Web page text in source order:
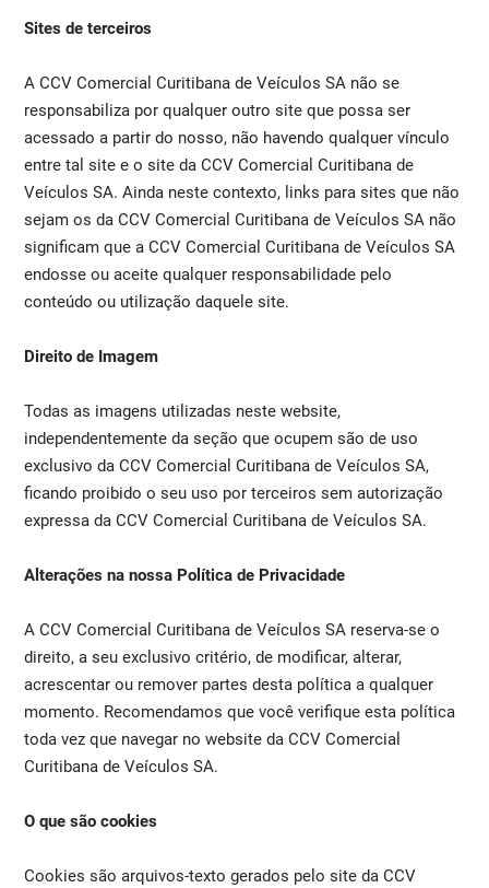
Sites de terceiros
A CCV Comercial Curitibana de Veículos SA não se
responsabiliza por qualquer outro site que possa ser
acessado a partir do nosso, não havendo qualquer vínculo
entre tal site e o site da CCV Comercial Curitibana de
Veículos SA. Ainda neste contexto, links para sites que não
sejam os da CCV Comercial Curitibana de Veículos SA não
significam que a CCV Comercial Curitibana de Veículos SA
endosse ou aceite qualquer responsabilidade pelo
conteúdo ou utilização daquele site.
Direito de Imagem
Todas as imagens utilizadas neste website,
independentemente da seção que ocupem são de uso
exclusivo da CCV Comercial Curitibana de Veículos SA,
ficando proibido o seu uso por terceiros sem autorização
expressa da CCV Comercial Curitibana de Veículos SA.
Alterações na nossa Política de Privacidade
A CCV Comercial Curitibana de Veículos SA reserva-se o
direito, a seu exclusivo critério, de modificar, alterar,
acrescentar ou remover partes desta política a qualquer
momento. Recomendamos que você verifique esta política
toda vez que navegar no website da CCV Comercial
Curitibana de Veículos SA.
O que são cookies
Cookies são arquivos-texto gerados pelo site da CCV